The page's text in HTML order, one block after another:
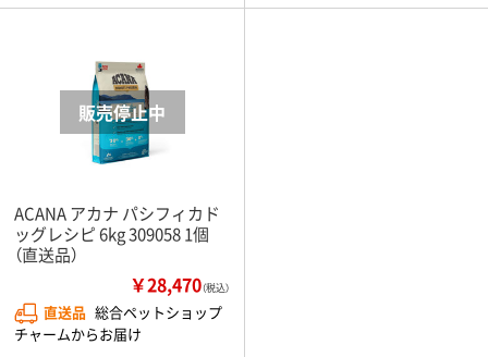
ACANA アカナ パシフィカド
ッグレシピ 6kg 309058 1個
（直送品）
￥28,470（税込）
直送品 総合ペットショップ
チャームからお届け